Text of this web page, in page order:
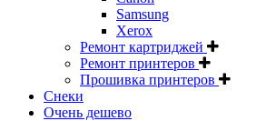
Samsung
Xerox
Ремонт картриджей
Ремонт принтеров
Прошивка принтеров
Снеки
Очень дешево